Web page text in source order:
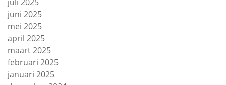
juni 2025
mei 2025
april 2025
maart 2025
februari 2025
januari 2025